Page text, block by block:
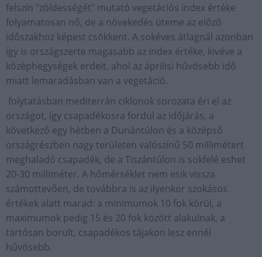
felszín "zöldességét" mutató vegetációs index értéke
folyamatosan nő, de a növekedés üteme az előző
időszakhoz képest csökkent. A sokéves átlagnál azonban
így is országszerte magasabb az index értéke, kivéve a
középhegységek erdeit, ahol az áprilisi hűvösebb idő
miatt lemaradásban van a vegetáció.
folytatásban mediterrán ciklonok sorozata éri el az
országot, így csapadékosra fordul az időjárás, a
következő egy hétben a Dunántúlon és a középső
országrészben nagy területen valószínű 50 millimétert
meghaladó csapadék, de a Tiszántúlon is sokfelé eshet
20-30 milliméter. A hőmérséklet nem esik vissza
számottevően, de továbbra is az ilyenkor szokásos
értékek alatt marad: a minimumok 10 fok körül, a
maximumok pedig 15 és 20 fok között alakulnak, a
tartósan borult, csapadékos tájakon lesz ennél
hűvösebb.